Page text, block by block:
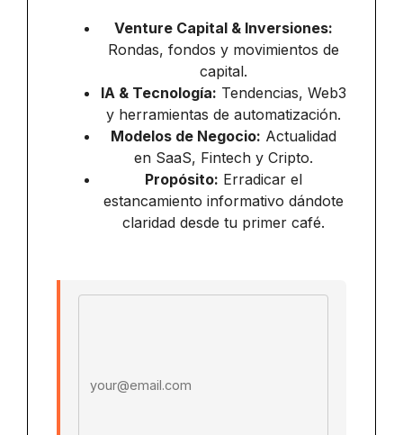
Venture Capital & Inversiones:
Rondas, fondos y movimientos de
capital.
IA & Tecnología: Tendencias, Web3
y herramientas de automatización.
Modelos de Negocio: Actualidad
en SaaS, Fintech y Cripto.
Propósito: Erradicar el
estancamiento informativo dándote
claridad desde tu primer café.